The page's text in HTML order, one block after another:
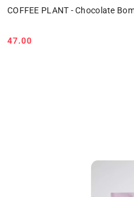
COFFEE PLANT - Chocolate
Cena:
47.00